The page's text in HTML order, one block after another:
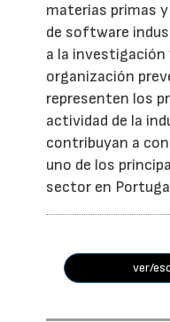
materias primas
de software
a la investigación
organización
representen los
actividad de la
contribuyan a
uno de los
sector en
ver/